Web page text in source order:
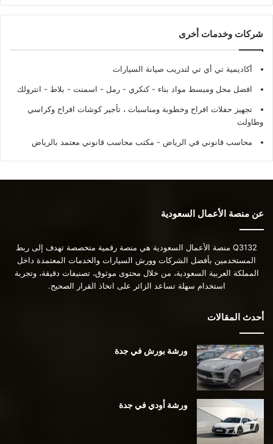
شركات وخدمات أخرى
أكاديمية تي أي تي لتدريب صيانة السيارات
افضل محل ومبسط مواد بناء - كنكري - رمل - اسمنت - بلاط - انترولك
تجهيز حفلات افراح وخطوبة ومناسبات ، تأجير كوشات افراح وكراسي
وطاولت
محاسب قانوني في الرياض - مكتب محاسب قانوني معتمد بالرياض
عن منصة الأعمال السعودية
Q3132 منصة الأعمال السعودية هي منصة رقمية متخصصة تهدف إلى ربط
المستخدمين بأفضل الشركات وورش السيارات والخدمات المعتمدة داخل
المملكة العربية السعودية، من خلال محتوى موثوق، تصنيفات دقيقة، وتجربة
استخدام سهلة تساعد الزائر على اتخاذ القرار الصحيح.
أحدث المقالات
ورشة بورش في جدة
ورشة أودي في جدة